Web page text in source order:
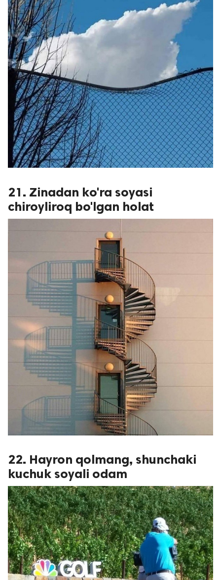
21. Zinadan ko'ra soyasi
chiroyliroq bo'lgan holat
22. Hayron qolmang, shunchaki
kuchuk soyali odam